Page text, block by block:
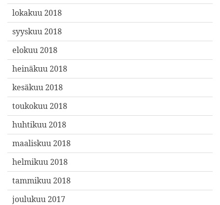
lokakuu 2018
syyskuu 2018
elokuu 2018
heinäkuu 2018
kesäkuu 2018
toukokuu 2018
huhtikuu 2018
maaliskuu 2018
helmikuu 2018
tammikuu 2018
joulukuu 2017